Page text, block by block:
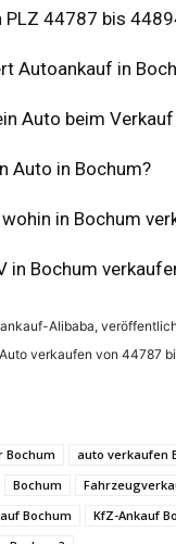
PLZ 44787 bis
Autoankauf in
Auto beim
Auto in Bochum?
in Bochum
in Bochum
Alibaba,
verkaufen von 44787
Bochum
auto verkaufen
Bochum
Bochum
KfZ-Ankauf